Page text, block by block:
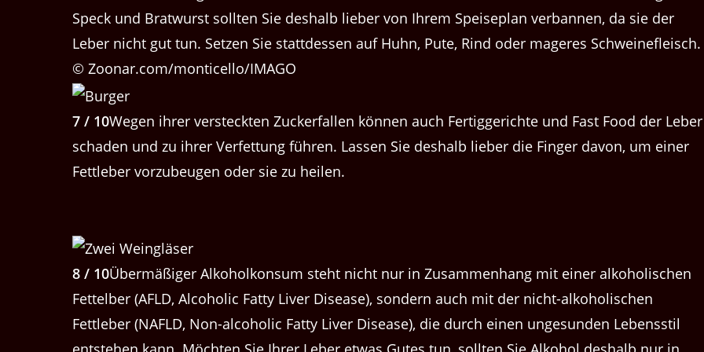
Speck und Bratwurst sollten Sie deshalb lieber von Ihrem Speiseplan verbannen, da sie der
Leber nicht gut tun. Setzen Sie stattdessen auf Huhn, Pute, Rind oder mageres Schweinefleisch.
© Zoonar.com/monticello/IMAGO
7 / 10Wegen ihrer versteckten Zuckerfallen können auch Fertiggerichte und Fast Food der Leber
schaden und zu ihrer Verfettung führen. Lassen Sie deshalb lieber die Finger davon, um einer
Fettleber vorzubeugen oder sie zu heilen.
8 / 10Übermäßiger Alkoholkonsum steht nicht nur in Zusammenhang mit einer alkoholischen
Fettelber (AFLD, Alcoholic Fatty Liver Disease), sondern auch mit der nicht-alkoholischen
Fettleber (NAFLD, Non-alcoholic Fatty Liver Disease), die durch einen ungesunden Lebensstil